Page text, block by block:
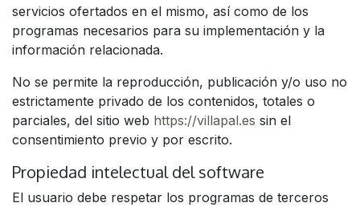
servicios ofertados en el mismo, así como de los
programas necesarios para su implementación y la
información relacionada.
No se permite la reproducción, publicación y/o uso no
estrictamente privado de los contenidos, totales o
parciales, del sitio web https://villapal.es sin el
consentimiento previo y por escrito.
Propiedad intelectual del software
El usuario debe respetar los programas de terceros